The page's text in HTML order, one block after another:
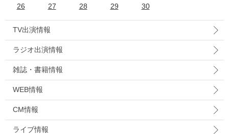
26 27 28 29 30
TV出演情報
ラジオ出演情報
雑誌・書籍情報
WEB情報
CM情報
ライブ情報